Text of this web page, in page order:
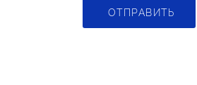
ОТПРАВИТЬ